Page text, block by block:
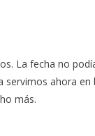
La fecha no
servimos ahora
más.